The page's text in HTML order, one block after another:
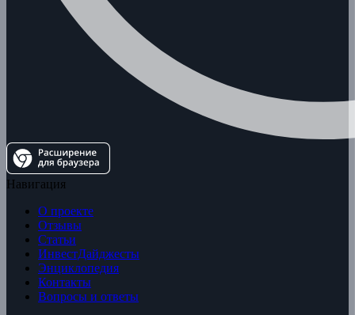
Навигация
О проекте
Отзывы
Статьи
ИнвестДайджесты
Энциклопедия
Контакты
Вопросы и ответы